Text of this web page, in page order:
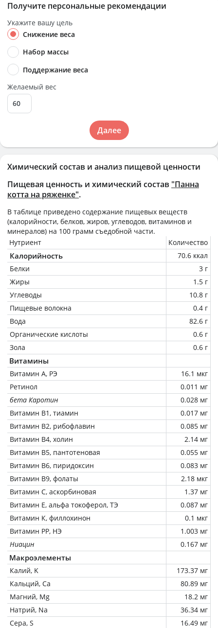
Химический состав и анализ пищевой ценности
Пищевая ценность и химический состав "Панна
котта на ряженке".
В таблице приведено содержание пищевых веществ
(калорийности, белков, жиров, углеводов, витаминов и
минералов) на 100 грамм съедобной части.
Нутриент
Количество
Калорийность
70.6 ккал
Белки
3 г
Жиры
1.5 г
Углеводы
10.8 г
Пищевые волокна
0.4 г
Вода
82.6 г
Органические кислоты
0.6 г
Зола
0.6 г
Витамины
Витамин А, РЭ
16.1 мкг
Ретинол
0.011 мг
бета Каротин
0.028 мг
Витамин В1, тиамин
0.017 мг
Витамин В2, рибофлавин
0.085 мг
Витамин В4, холин
2.14 мг
Витамин В5, пантотеновая
0.055 мг
Витамин В6, пиридоксин
0.083 мг
Витамин В9, фолаты
2.18 мкг
Витамин C, аскорбиновая
1.37 мг
Витамин Е, альфа токоферол, ТЭ
0.087 мг
Витамин К, филлохинон
0.1 мкг
Витамин РР, НЭ
1.003 мг
Ниацин
0.167 мг
Макроэлементы
Калий, K
173.37 мг
Кальций, Ca
80.89 мг
Магний, Mg
18.2 мг
Натрий, Na
36.34 мг
Сера, S
16.49 мг
Получите персональные рекомендации
Укажите вашу цель
Снижение веса
Набор массы
Поддержание веса
Желаемый вес
Далее